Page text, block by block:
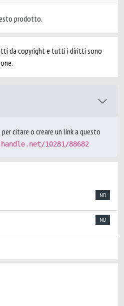
prodotto.
da copyright e tutti i diritti sono
citare o creare un link a questo
10281/88682
ND
ND